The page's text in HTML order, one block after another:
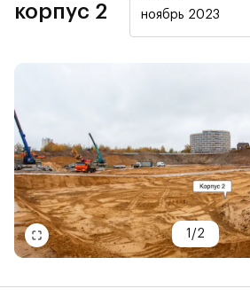
корпус 2 ноябрь 2023
1 /2